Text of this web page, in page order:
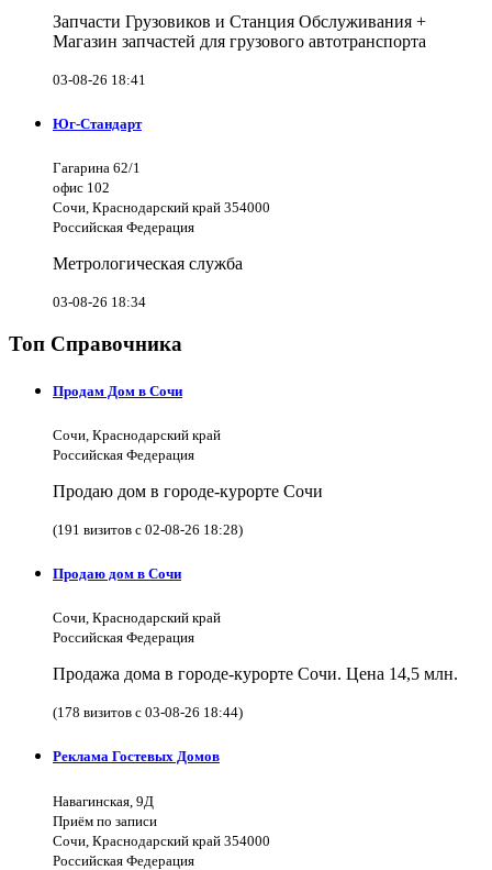
Запчасти Грузовиков и Станция Обслуживания +
Магазин запчастей для грузового автотранспорта
03-08-26 18:41
Юг-Стандарт
Гагарина 62/1
офис 102
Сочи, Краснодарский край 354000
Российская Федерация
Метрологическая служба
03-08-26 18:34
Топ Справочника
Продам Дом в Сочи
Сочи, Краснодарский край
Российская Федерация
Продаю дом в городе-курорте Сочи
(191 визитов с 02-08-26 18:28)
Продаю дом в Сочи
Сочи, Краснодарский край
Российская Федерация
Продажа дома в городе-курорте Сочи. Цена 14,5 млн.
(178 визитов с 03-08-26 18:44)
Реклама Гостевых Домов
Навагинская, 9Д
Приём по записи
Сочи, Краснодарский край 354000
Российская Федерация